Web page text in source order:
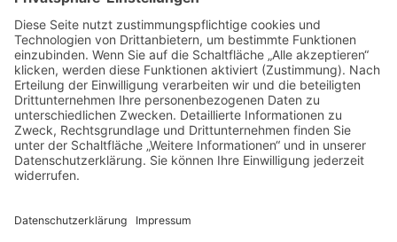
Vereinsvorsitzende:
Maria Streitferdt
Suche
nach: